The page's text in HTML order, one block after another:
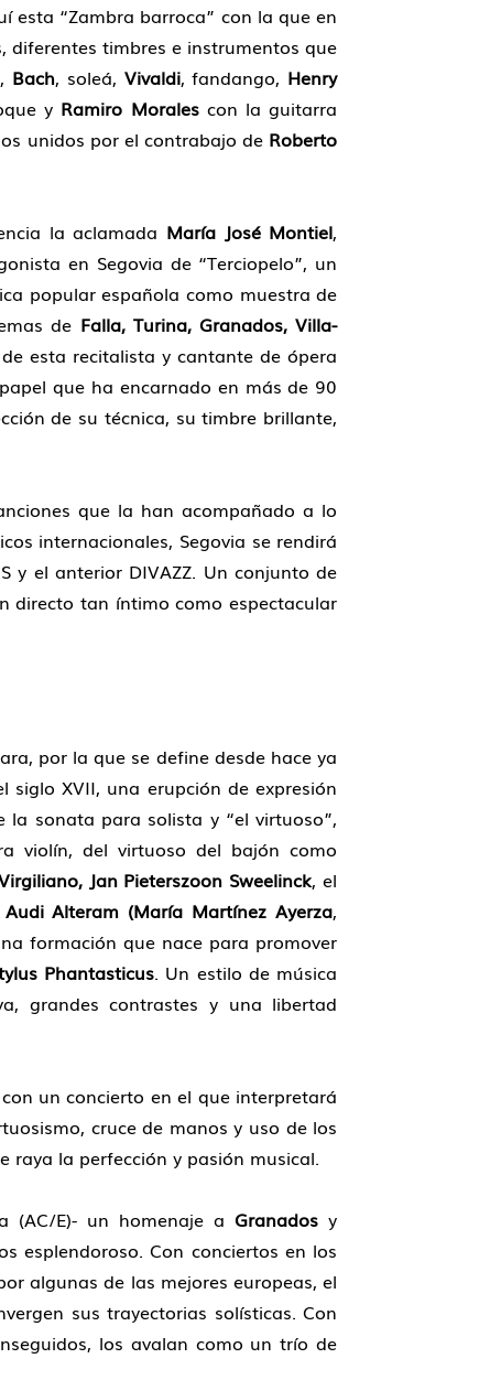
esta “Zambra barroca” con la que en
diferentes timbres e instrumentos que
Bach, soleá, Vivaldi, fandango, Henry
y Ramiro Moralescon la guitarra
unidos por el contrabajo de Roberto
la aclamada María José Montiel,
en Segovia de “Terciopelo”, un
popular española como muestra de
de Falla, Turina, Granados, Villa-
esta recitalista y cantante de ópera
que ha encarnado en más de 90
de su técnica, su timbre brillante,
que la han acompañado a lo
internacionales, Segovia se rendirá
y el anterior DIVAZZ. Un conjunto de
directo tan íntimo como espectacular
por la que se define desde hace ya
XVII, una erupción de expresión
la sonata para solista y “el virtuoso”,
violín, del virtuoso del bajón como
Jan Pieterszoon Sweelinck, el
Audi Alteram (María Martínez Ayerza,
formación que nace para promover
Phantasticus. Un estilo de música
grandes contrastes y una libertad
un concierto en el que interpretará
cruce de manos y uso de los
raya la perfección y pasión musical.
(AC/E)- un homenaje aGranados y
esplendoroso. Con conciertos en los
algunas de las mejores europeas, el
sus trayectorias solísticas. Con
los avalan como un trío de